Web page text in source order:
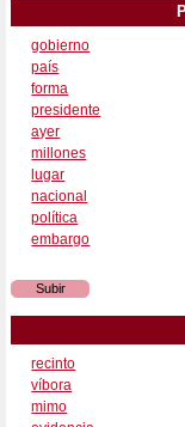
gobierno
país
forma
presidente
ayer
millones
lugar
nacional
política
embargo
Subir
recinto
víbora
mimo